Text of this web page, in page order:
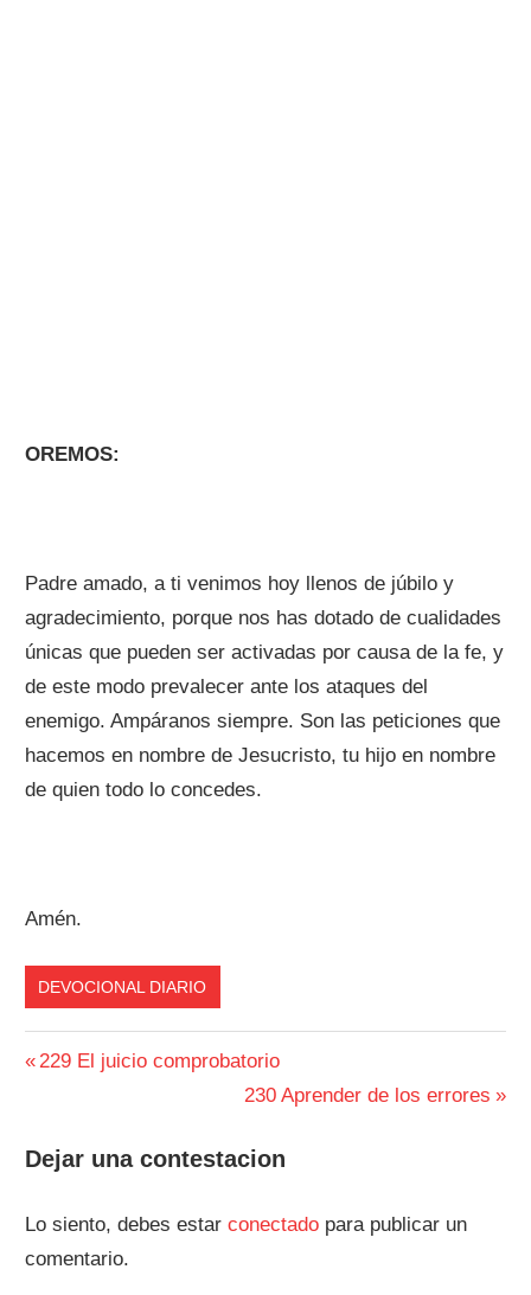
OREMOS:
Padre amado, a ti venimos hoy llenos de júbilo y
agradecimiento, porque nos has dotado de cualidades
únicas que pueden ser activadas por causa de la fe, y
de este modo prevalecer ante los ataques del
enemigo. Ampáranos siempre. Son las peticiones que
hacemos en nombre de Jesucristo, tu hijo en nombre
de quien todo lo concedes.
Amén.
DEVOCIONAL DIARIO
Navegación
entradas
Entrada
229 El juicio comprobatorio
Siguiente
230 Aprender de los errores
Dejar una contestacion
Lo siento, debes estarconectado para publicar un
comentario.